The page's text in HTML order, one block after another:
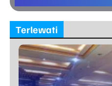
Terlewati